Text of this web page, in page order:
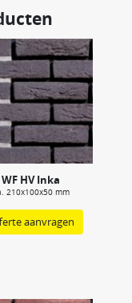
WF HV Inka
210x100x50 mm
aanvragen